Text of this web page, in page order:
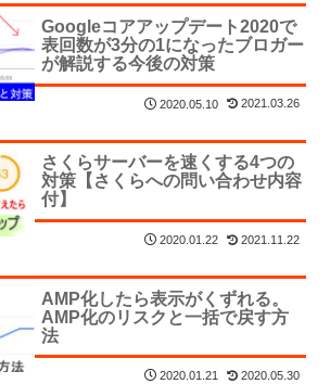
Googleコアアップデート2020で
表回数が3分の1になったブロガー
が解説する今後の対策
2020.05.10 2021.03.26
さくらサーバーを速くする4つの
対策【さくらへの問い合わせ内容
付】
2020.01.22 2021.11.22
AMP化したら表示がくずれる。
AMP化のリスクと一括で戻す方
法
2020.01.21 2020.05.30